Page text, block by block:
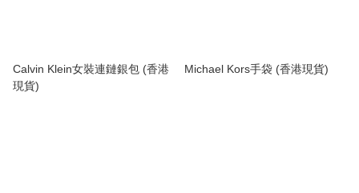
Calvin Klein女裝連鏈銀包 (香港
現貨)
Michael Kors手袋 (香港現貨)